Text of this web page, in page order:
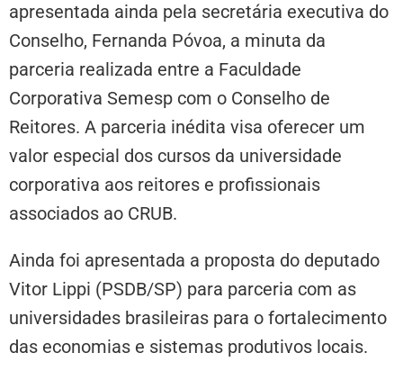
apresentada ainda pela secretária executiva do
Conselho, Fernanda Póvoa, a minuta da
parceria realizada entre a Faculdade
Corporativa Semesp com o Conselho de
Reitores. A parceria inédita visa oferecer um
valor especial dos cursos da universidade
corporativa aos reitores e profissionais
associados ao CRUB.
Ainda foi apresentada a proposta do deputado
Vitor Lippi (PSDB/SP) para parceria com as
universidades brasileiras para o fortalecimento
das economias e sistemas produtivos locais.